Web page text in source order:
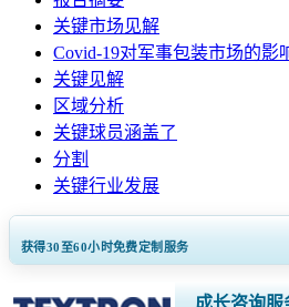
关键市场见解
Covid-19对军事包装市场的影
关键见解
区域分析
关键球员涵盖了
分割
关键行业发展
获得30至60小时免费定制服务
扩大区域和国家覆盖范围， 细分市场分析